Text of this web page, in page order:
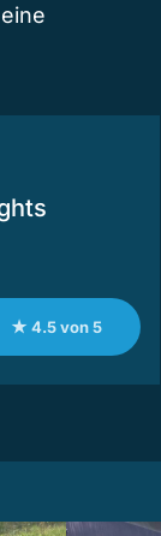
★ 4.5 von 5